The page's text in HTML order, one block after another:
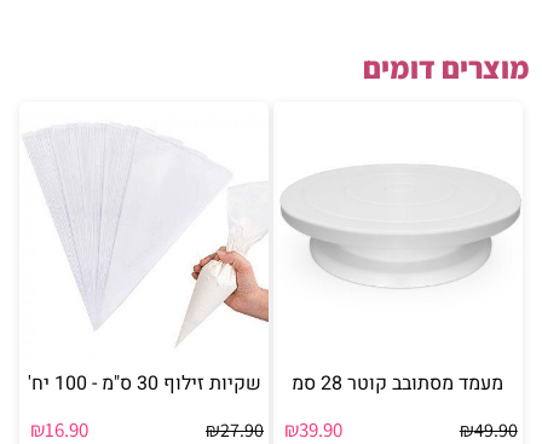
מוצרים דומים
מעמד מסתובב קוטר 28 סמ
₪49.90
₪39.90
שקיות זילוף 30 ס"מ - 100 יח'
₪27.90
₪16.90